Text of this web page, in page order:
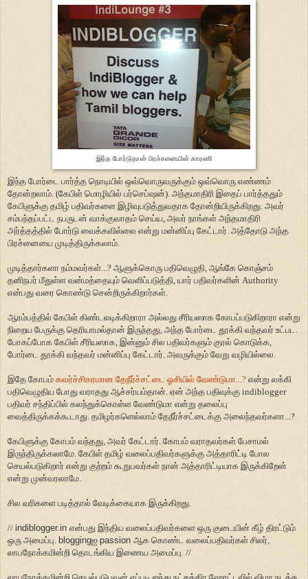
இந்த போர்டுதான் பிரச்சனையின் காரணி
இந்த போர்டை பார்த்த நொடியில் ஒவ்வொருவருக்கும் ஒவ்வொரு எண்ணம்
தோன்றலாம். (கேபிள் மொழியில் பர்செப்ஷன்). அந்தமாதிரி இதைப் பார்த்ததும்
கேபிளுக்கு தமிழ் பதிவர்களை இழிவுபடுத்துவதாக தோன்றியிருக்கிறது. அவர்
சம்பந்தப்பட்ட நபருடன் வாக்குவாதம் செய்ய, அவர் நாங்கள் அந்தமாதிரி
அர்த்தத்தில் போர்டு வைக்கவில்லை என்று மன்னிப்பு கேட்டார். அத்தோடு அந்த
பிரச்னையை முடித்திருக்கலாம்.
முடித்தார்களா நம்மவர்கள்...? ஆளுக்கொரு பதிவெழுதி, ஆங்கே கொஞ்சம்
தனிநபர் மீதுள்ள வன்மத்தையும் வெளிப்படுத்தி, யார் பதிவர்களின் Authority
என்பது வரை கொண்டு சென்றிருக்கிறார்கள்.
ஆரம்பத்தில் கேபிள் கிண்டலடிக்கிறாரா அல்லது சீரியஸாக கோபப்படுகிறாரா என்று
நிறைய பேருக்கு தெரியாமல்தான் இருந்தது, அந்த போர்டை தூக்கி வந்தவர் உட்பட.
போகப்போக கேபிள் சீரியஸாக, இன்னும் சில பதிவர்களும் குரல் கொடுக்க,
போர்டை தூக்கி வந்தவர் மன்னிப்பு கேட்டார் . அவருக்கும் வேறு வழியில்லை.
இதே கோபம் கவர்ச்சிகரமான தேநீர்ச்சட்டை ஓசியில் வேண்டுமா...? என்று லக்கி
பதிவெழுதிய போது வராதது ஆச்சர்யம்தான். ஏன் அந்த பதிவுக்கு indiblogger
பதிவர் சந்திப்பில் கலந்துக்கொள்ள வேண்டுமா என்று தலைப்பு
வைத்திருக்கக்கூடாது. தமிழர்களெல்லாம் தேநீர்ச்சட்டைக்கு அலைந்தவர்களா...?
கேபிளுக்கு கோபம் வந்தது, அவர் கேட்டார். கோபம் வராதவர்கள் பேசாமல்
இருந்திருக்கலாமே. கேபிள் தமிழ் வலைப்பதிவர்களுக்கு அத்தாரிட்டி போல
செயல்படுகிறார் என்று குற்றம் கூறுபவர்கள் நான் அத்தாரிட்டியாக இருக்கிறேன்
என்று முன்வரலாமே.
சில வரிகளை படித்தால் வேடிக்கையாக இருக்கிறது.
// indiblogger.in என்பது இந்திய வலைப்பதிவர்களை ஒரு குடையின் கீழ் திரட்டும்
ஒரு அமைப்பு. bloggingஐ passion ஆக கொண்ட வலைப்பதிவர்கள் சிலர்
லாபநோக்கமின்றி தொடங்கிய இணைய அமைப்பு. //